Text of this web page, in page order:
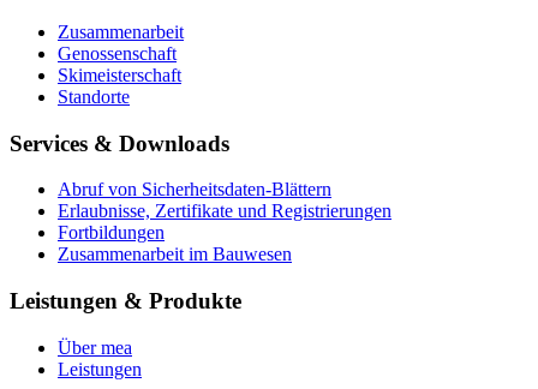
Zusammenarbeit
Genossenschaft
Skimeisterschaft
Standorte
Services & Downloads
Abruf von Sicherheitsdaten-Blättern
Erlaubnisse, Zertifikate und Registrierungen
Fortbildungen
Zusammenarbeit im Bauwesen
Leistungen & Produkte
Über mea
Leistungen